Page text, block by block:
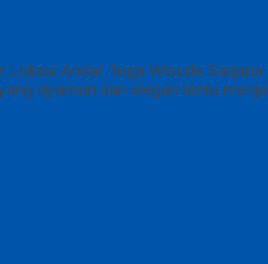
Anda! Toga Wisuda
nyaman dan elegan tentu